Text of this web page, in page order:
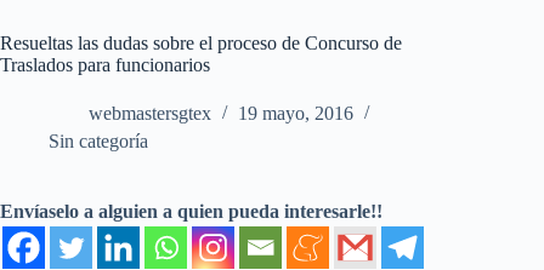
Resueltas las dudas sobre el proceso de Concurso de
Traslados para funcionarios
webmastersgtex
19 mayo, 2016
Sin categoría
Envíaselo a alguien a quien pueda interesarle!!